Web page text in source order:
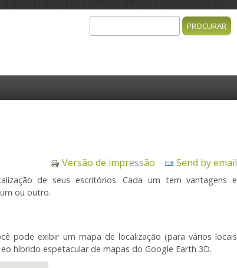
Formulário de procura
Versão de impressão Send by email
de seus escritórios. Cada um tem vantagens e
um ou outro.
pode exibir um mapa de localização (para vários locais
eo híbrido espetacular de mapas do Google Earth 3D.